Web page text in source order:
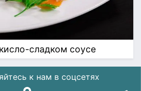
сладком соусе
к нам в соцсетях